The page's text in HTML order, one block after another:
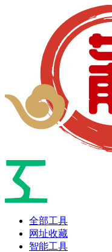
全部工具
网址收藏
智能工具